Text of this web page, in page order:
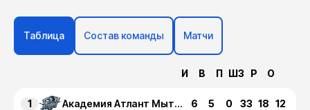
Таблица Состав команды Матчи
И В П ШЗ Р О
1 Академия Атлант Мытищи 6 5 0 33 18 12